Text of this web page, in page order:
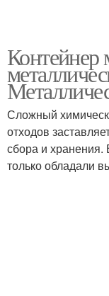
Сложный
отходов
сбора и
только обладали